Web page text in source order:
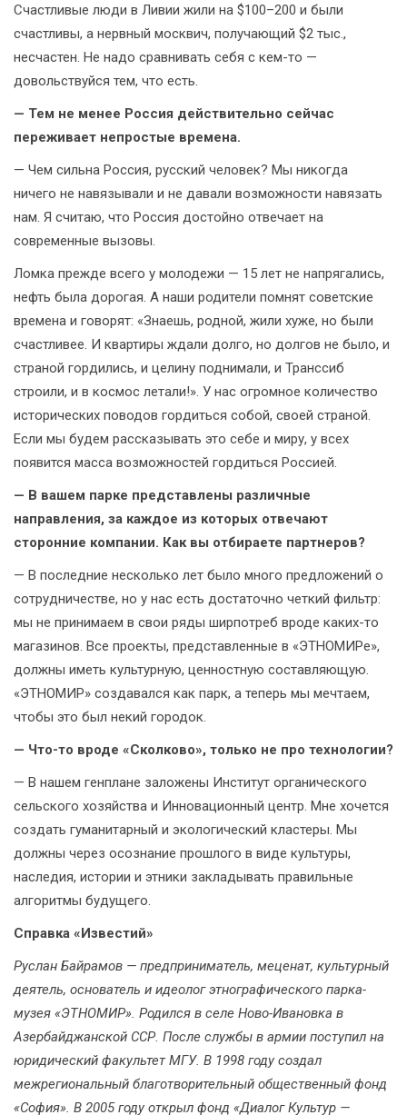
Счастливые люди в Ливии жили на $100–200 и были
счастливы, а нервный москвич, получающий $2 тыс.,
несчастен. Не надо сравнивать себя с кем-то —
довольствуйся тем, что есть.
— Тем не менее Россия действительно сейчас
переживает непростые времена.
— Чем сильна Россия, русский человек? Мы никогда
ничего не навязывали и не давали возможности навязать
нам. Я считаю, что Россия достойно отвечает на
современные вызовы.
Ломка прежде всего у молодежи — 15 лет не напрягались,
нефть была дорогая. А наши родители помнят советские
времена и говорят: «Знаешь, родной, жили хуже, но были
счастливее. И квартиры ждали долго, но долгов не было, и
страной гордились, и целину поднимали, и Транссиб
строили, и в космос летали!». У нас огромное количество
исторических поводов гордиться собой, своей страной.
Если мы будем рассказывать это себе и миру, у всех
появится масса возможностей гордиться Россией.
— В вашем парке представлены различные
направления, за каждое из которых отвечают
сторонние компании. Как вы отбираете партнеров?
— В последние несколько лет было много предложений о
сотрудничестве, но у нас есть достаточно четкий фильтр:
мы не принимаем в свои ряды ширпотреб вроде каких-то
магазинов. Все проекты, представленные в «ЭТНОМИРе»,
должны иметь культурную, ценностную составляющую.
«ЭТНОМИР» создавался как парк, а теперь мы мечтаем,
чтобы это был некий городок.
— Что-то вроде «Сколково», только не про технологии?
— В нашем генплане заложены Институт органического
сельского хозяйства и Инновационный центр. Мне хочется
создать гуманитарный и экологический кластеры. Мы
должны через осознание прошлого в виде культуры,
наследия, истории и этники закладывать правильные
алгоритмы будущего.
Справка «Известий»
Руслан Байрамов — предприниматель, меценат, культурный
деятель, основатель и идеолог этнографического парка-
музея «ЭТНОМИР». Родился в селе Ново-Ивановка в
Азербайджанской ССР. После службы в армии поступил на
юридический факультет МГУ. В 1998 году создал
межрегиональный благотворительный общественный фонд
«София». В 2005 году открыл фонд «Диалог Культур —